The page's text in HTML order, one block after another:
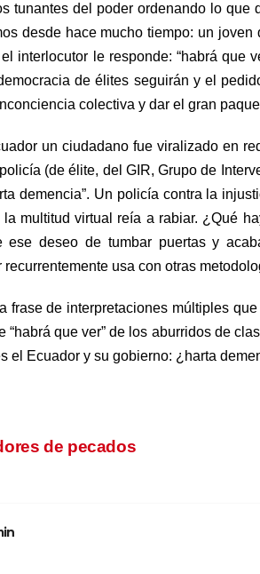
tunantes del poder ordenando lo
desde hace mucho tiempo: un
interlocutor le responde: “habrá que
de élites seguirán y el
colectiva y dar el gran
un ciudadano fueviralizado en
(de élite, del GIR, Grupo de
demencia”. Un policía contra la
multitud virtual reía a rabiar. ¿Qué
ese deseo de tumbar puertas y
usa con otras
frase de interpretaciones múltiples
“habrá que ver” de los aburridos de
el Ecuador y su gobierno: ¿harta
de pecados